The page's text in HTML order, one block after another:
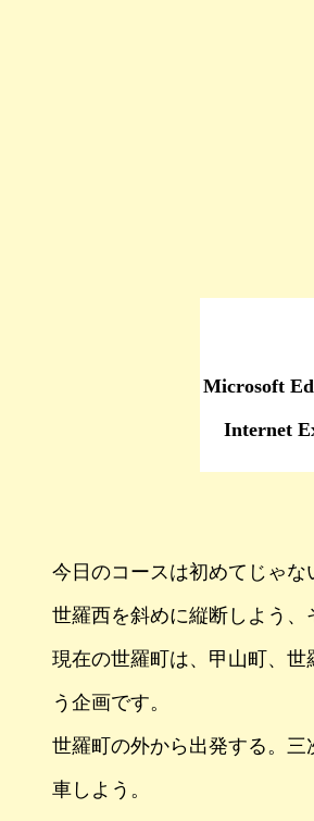
Microsoft
Internet
今日のコースは初めてじゃな
世羅西を斜めに縦断しよう、
現在の世羅町は、甲山町、
う企画です。
世羅町の外から出発する。
車しよう。